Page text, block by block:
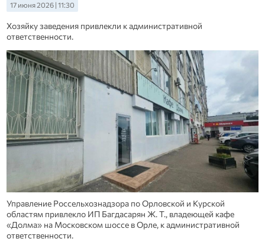
17 июня 2026 | 11:30
Хозяйку заведения привлекли к административной
ответственности.
Управление Россельхознадзора по Орловской и Курской
областям привлекло ИП Багдасарян Ж. Т., владеющей кафе
«Долма» на Московском шоссе в Орле, к административной
ответственности.